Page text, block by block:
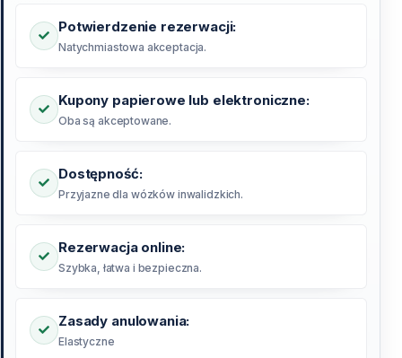
Potwierdzenie rezerwacji:
Natychmiastowa akceptacja.
Kupony papierowe lub elektroniczne:
Oba są akceptowane.
Dostępność:
Przyjazne dla wózków inwalidzkich.
Rezerwacja online:
Szybka, łatwa i bezpieczna.
Zasady anulowania:
Elastyczne